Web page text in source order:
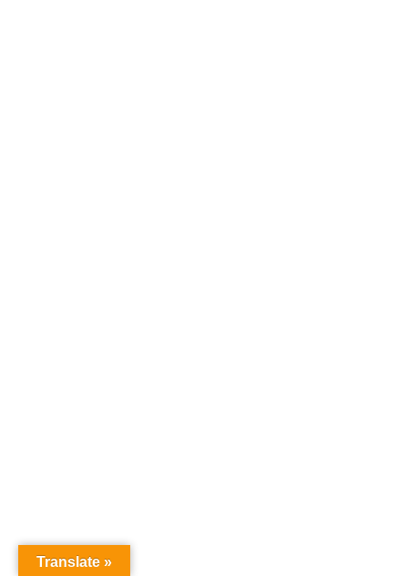
Translate »